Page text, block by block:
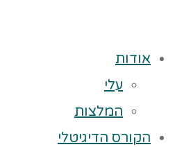
אודות
עלי
המלצות
הקורס הדיגיטלי